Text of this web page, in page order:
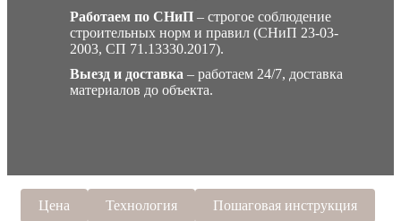
Работаем по СНиП – строгое соблюдение
строительных норм и правил (СНиП 23-03-
2003, СП 71.13330.2017).
Выезд и доставка – работаем 24/7, доставка
материалов до объекта.
Цена Технология Пошаговая инструкция